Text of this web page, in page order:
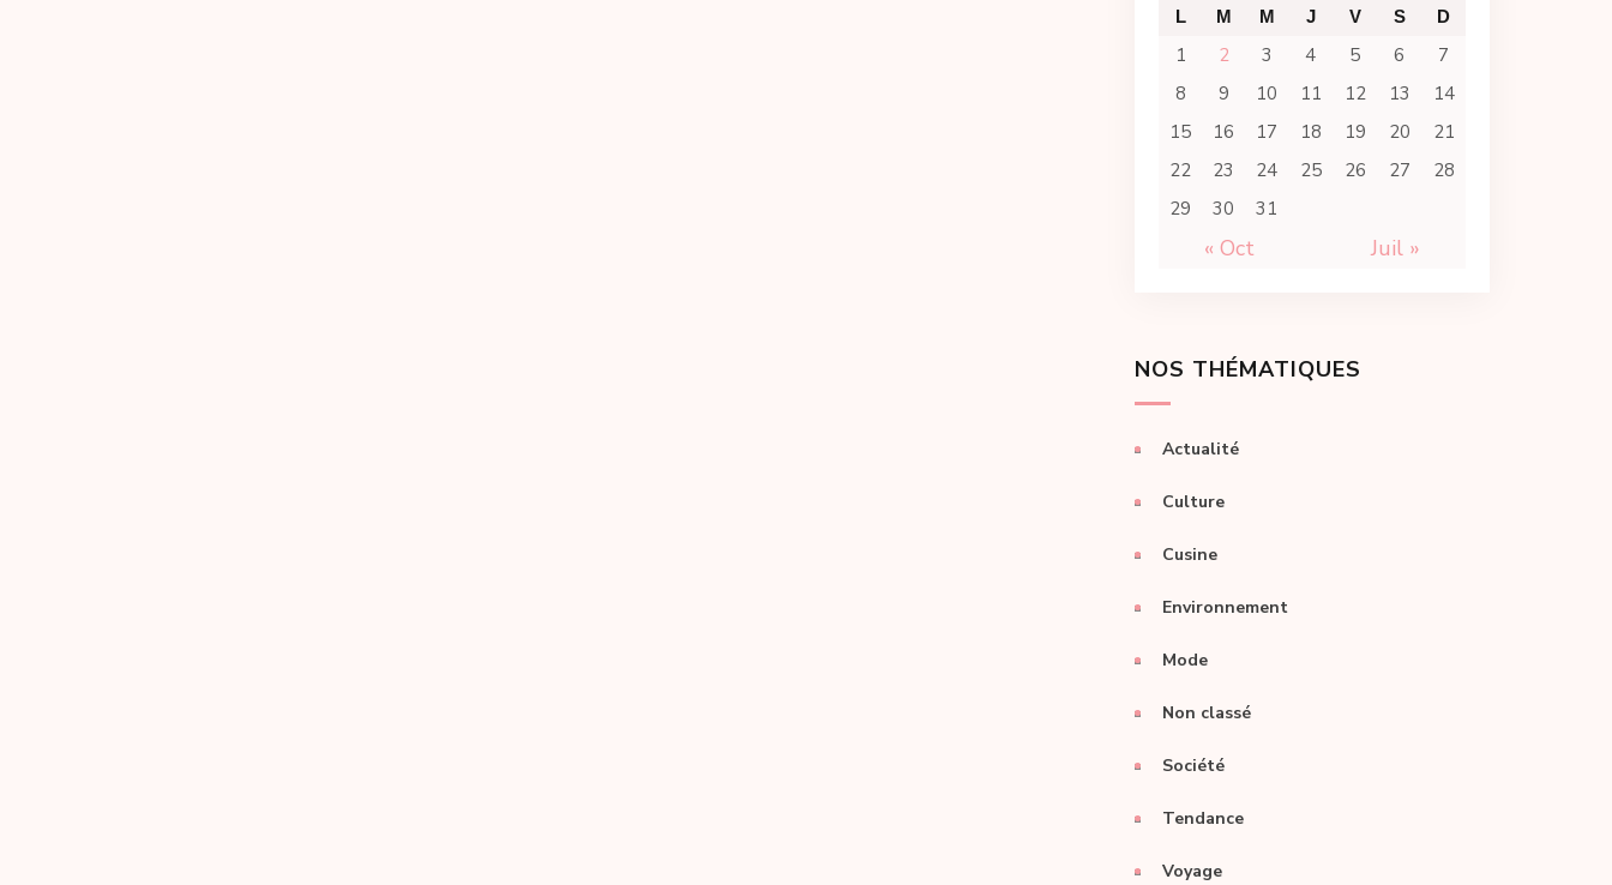
L M M J V S D
1 2 3 4 5 6
7
8
9 10 11 12 13
14
15
16 17 18 19 20
21
22
23 24 25 26 27
28
29
30 31
« Oct Juil »
NOS THÉMATIQUES
Actualité
Culture
Cusine
Environnement
Mode
Non classé
Société
Tendance
Voyage